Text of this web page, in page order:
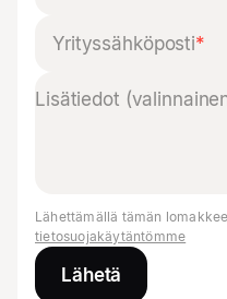
Yrityssähköposti*
Lähettämällä tämän
tietosuojakäytäntömme
Lähetä